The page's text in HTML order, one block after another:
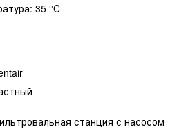
35 °C
станция с насосом